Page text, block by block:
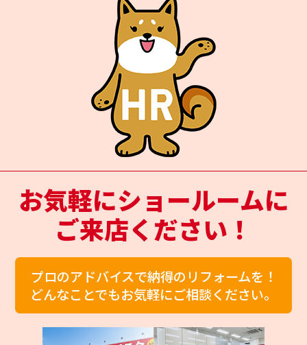
お気軽にショールームに
ご来店ください！
プロのアドバイスで納得のリフォームを！
どんなことでもお気軽にご相談ください。